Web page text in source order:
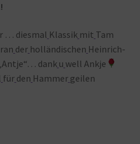
… diesmal Klassik mit Tam
der holländischen Heinrich-
dank u well Ankje
für den Hammer geilen